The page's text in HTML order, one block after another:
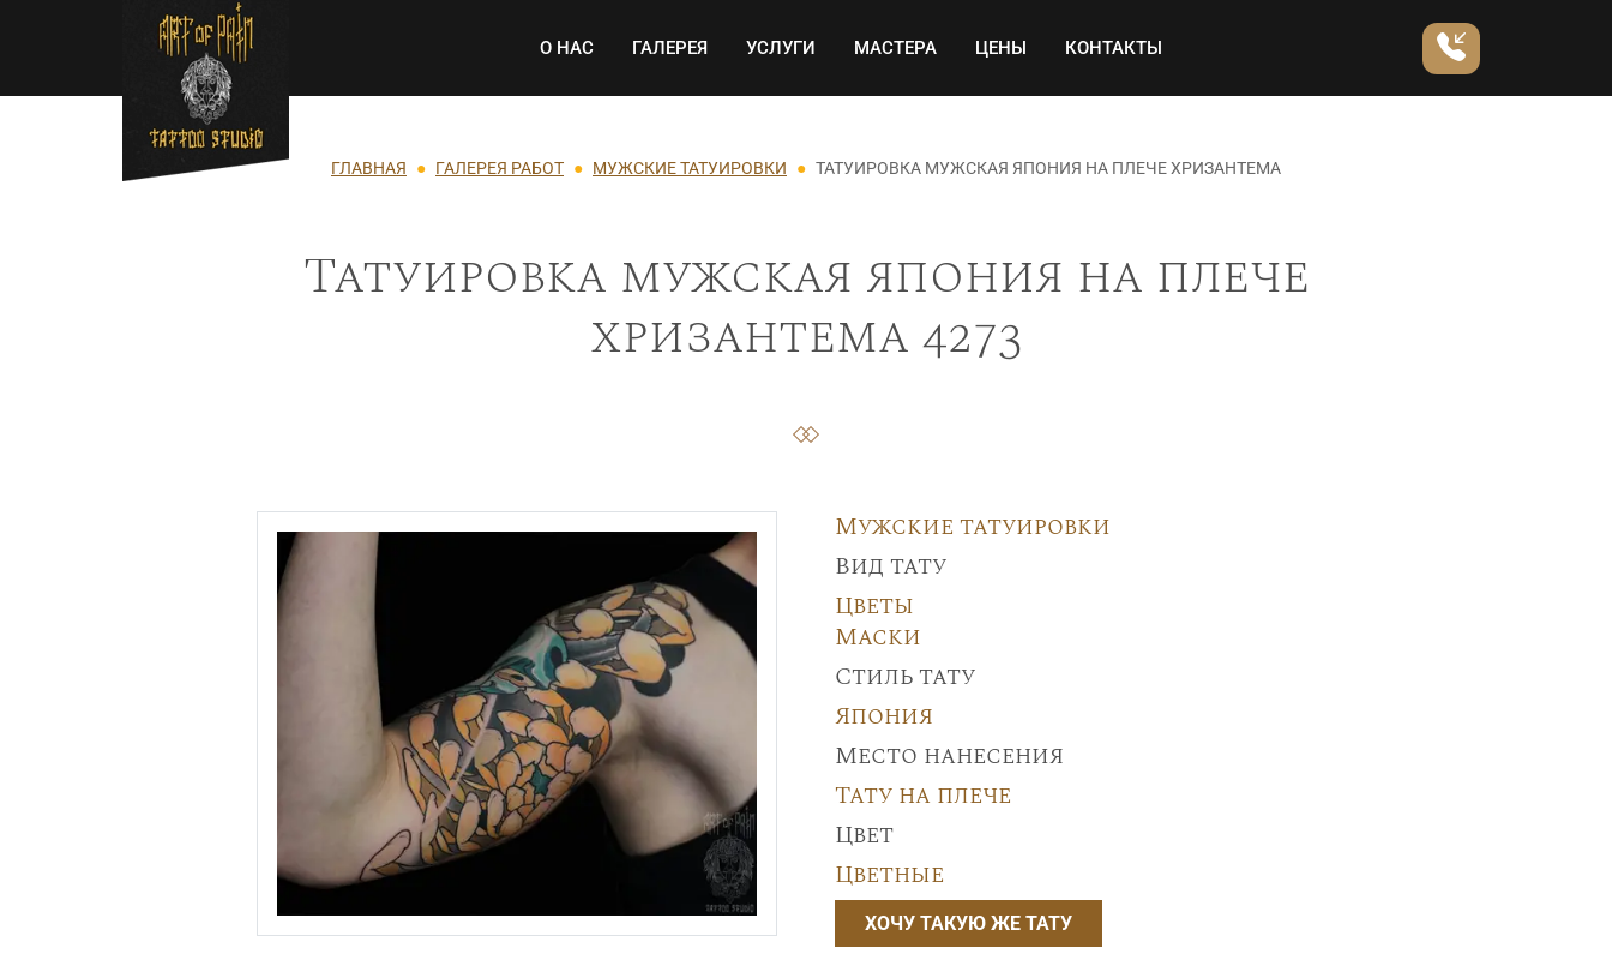
Перейти к основному содержанию Основная навигация
О НАС ГАЛЕРЕЯ УСЛУГИ МАСТЕРА ЦЕНЫ КОНТАКТЫ
Строка навигации
ГЛАВНАЯ ГАЛЕРЕЯ РАБОТ МУЖСКИЕ ТАТУИРОВКИ ТАТУИРОВКА МУЖСКАЯ ЯПОНИЯ НА ПЛЕЧЕ ХРИЗАНТЕМА
Татуировка мужская япония на плече
хризантема 4273
Мужские татуировки
Вид тату
Цветы
Маски
Стиль тату
Япония
Место нанесения
Тату на плече
Цвет
Цветные
ХОЧУ ТАКУЮ ЖЕ ТАТУ